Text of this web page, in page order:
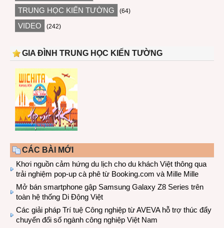
TRUNG HỌC KIẾN TƯỜNG (64)
VIDEO (242)
GIA ĐÌNH TRUNG HỌC KIẾN TƯỜNG
CÁC BÀI MỚI
Khơi nguồn cảm hứng du lịch cho du khách Việt thông qua
trải nghiệm pop-up cà phê từ Booking.com và Mille Mille
Mở bán smartphone gập Samsung Galaxy Z8 Series trên
toàn hệ thống Di Động Việt
Các giải pháp Trí tuệ Công nghiệp từ AVEVA hỗ trợ thúc đẩy
chuyển đổi số ngành công nghiệp Việt Nam